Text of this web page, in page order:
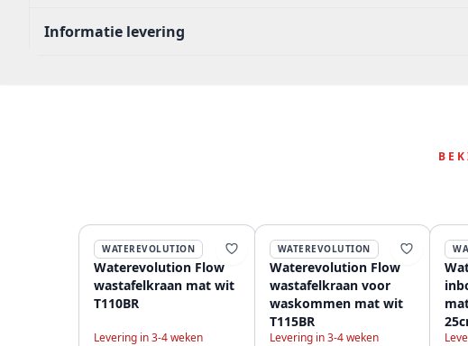
Informatie levering
WATEREVOLUTION
Waterevolution Flow
wastafelkraan mat wit
T110BR
Levering in 3-4 weken
WATEREVOLUTION
Waterevolution Flow
wastafelkraan voor
waskommen mat wit
T115BR
Levering in 3-4 weken